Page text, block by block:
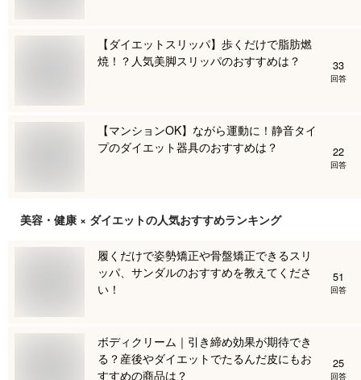
【ダイエットスリッパ】歩くだけで脂肪燃
焼！？人気美脚スリッパのおすすめは？
33
回答
【マンションOK】ながら運動に！静音タイ
プのダイエット器具のおすすめは？
22
回答
美容・健康 × ダイエットの人気おすすめランキング
履くだけで姿勢矯正や骨盤矯正できるスリ
ッパ、サンダルのおすすめを教えてくださ
い！
51
回答
ボディクリーム｜引き締め効果が期待でき
る？産後やダイエットでたるんだ皮にもお
すすめの商品は？
25
回答